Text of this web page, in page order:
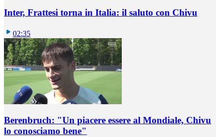
Inter, Frattesi torna in Italia: il saluto con Chivu
02:35
Berenbruch: "Un piacere essere al Mondiale, Chivu
lo conosciamo bene"